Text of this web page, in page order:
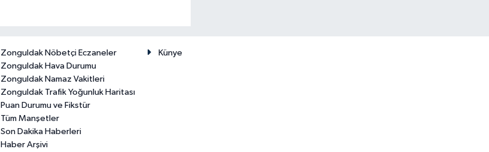
Zonguldak Nöbetçi Eczaneler
Zonguldak Hava Durumu
Zonguldak Namaz Vakitleri
Zonguldak Trafik Yoğunluk Haritası
Puan Durumu ve Fikstür
Tüm Manşetler
Son Dakika Haberleri
Haber Arşivi
Künye